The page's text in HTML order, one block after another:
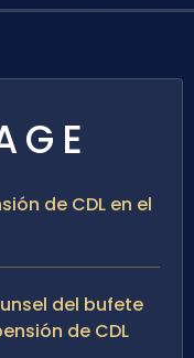
de CDL en el
del bufete
de CDL